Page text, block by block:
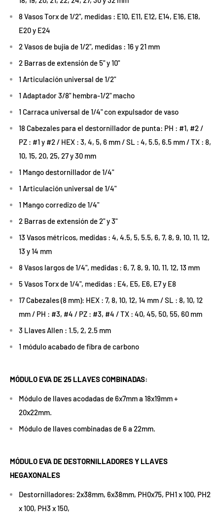
8 Vasos Torx de 1/2", medidas : E10, E11, E12, E14, E16, E18,
E20 y E24
2 Vasos de bujía de 1/2", medidas : 16 y 21 mm
2 Barras de extensión de 5" y 10"
1 Articulación universal de 1/2"
1 Adaptador 3/8" hembra-1/2" macho
1 Carraca universal de 1/4" con expulsador de vaso
18 Cabezales para el destornillador de punta: PH : #1, #2 /
PZ : #1 y #2 / HEX : 3, 4, 5, 6 mm / SL : 4, 5.5, 6.5 mm / TX : 8,
10, 15, 20, 25, 27 y 30 mm
1 Mango destornillador de 1/4"
1 Articulación universal de 1/4"
1 Mango corredizo de 1/4"
2 Barras de extensión de 2" y 3"
13 Vasos métricos, medidas : 4, 4.5, 5, 5.5, 6, 7, 8, 9, 10, 11, 12,
13 y 14 mm
8 Vasos largos de 1/4", medidas : 6, 7, 8, 9, 10, 11, 12, 13 mm
5 Vasos Torx de 1/4", medidas : E4, E5, E6, E7 y E8
17 Cabezales (8 mm): HEX : 7, 8, 10, 12, 14 mm / SL : 8, 10, 12
mm / PH : #3, #4 / PZ : #3, #4 / TX : 40, 45, 50, 55, 60 mm
3 Llaves Allen : 1.5, 2, 2.5 mm
1 módulo acabado de fibra de carbono
MÓDULO EVA DE 25 LLAVES COMBINADAS:
Módulo de llaves acodadas de 6x7mm a 18x19mm +
20x22mm.
Módulo de llaves combinadas de 6 a 22mm.
MÓDULO EVA DE DESTORNILLADORES Y LLAVES
HEGAXONALES
Destornilladores: 2x38mm, 6x38mm, PH0x75, PH1 x 100, PH2
x 100, PH3 x 150,